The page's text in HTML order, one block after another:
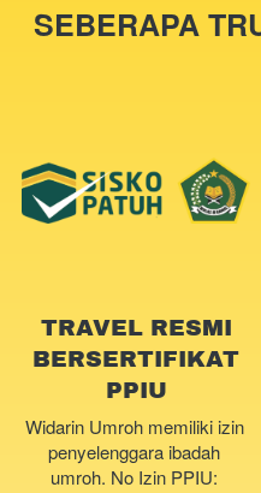
SEBERAPA
TRAVEL RESMI
BERSERTIFIKAT
PPIU
Widarin Umroh memiliki izin
penyelenggara ibadah
umroh. No Izin PPIU: